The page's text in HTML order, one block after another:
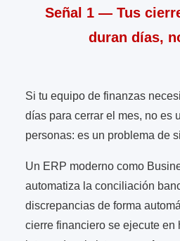
Señal 1 — Tus
duran días,
Si tu equipo de finanzas
días para cerrar el mes, no es
personas: es un problema de
Un ERP moderno como
automatiza la conciliación
discrepancias de forma
cierre financiero se ejecute en